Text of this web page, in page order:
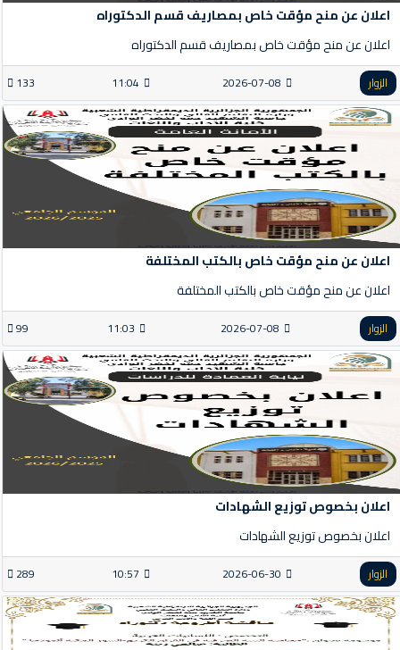
اعلان عن منح مؤقت خاص بمصاريف قسم الدكتوراه
اعلان عن منح مؤقت خاص بمصاريف قسم الدكتوراه
الزوار 2026-07-08
11:04
133
اعلان عن منح مؤقت خاص بالكتب المختلفة
اعلان عن منح مؤقت خاص بالكتب المختلفة
الزوار 2026-07-08
11:03
99
اعلان بخصوص توزيع الشهادات
اعلان بخصوص توزيع الشهادات
الزوار 2026-06-30
10:57
289